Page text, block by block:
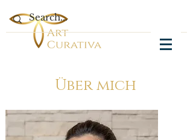
Über mich